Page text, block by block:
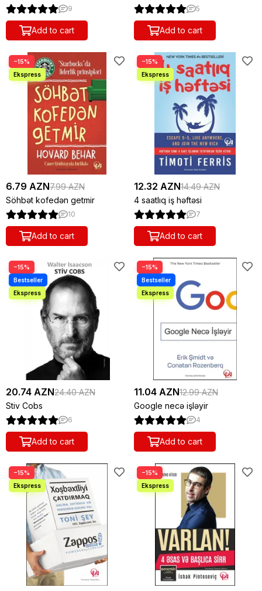
9
Add to cart
5
Add to cart
−15%
6.79 AZN7.99 AZN
Söhbət kofedən getmir
10
Add to cart
−15%
12.32 AZN14.49 AZN
4 saatlıq iş həftəsi
7
Add to cart
−15%
20.74 AZN24.40 AZN
Stiv Cobs
6
Add to cart
−15%
11.04 AZN12.99 AZN
Google necə işləyir
4
Add to cart
−15% −15%